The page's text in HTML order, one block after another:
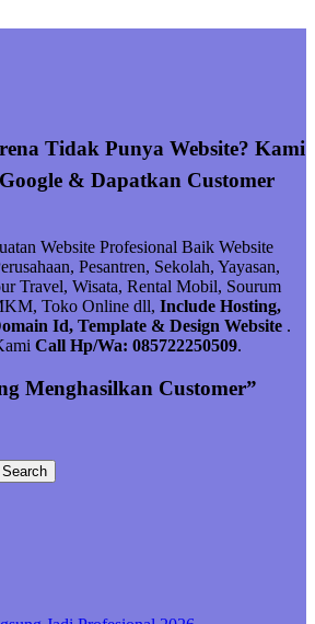
Tidak Punya Website? Kami
& Dapatkan Customer
Website Profesional Baik Website
Pesantren, Sekolah, Yayasan,
Travel, Wisata, Rental Mobil, Sourum
Toko Online dll, Include Hosting,
Id, Template & Design Website .
Call Hp/Wa: 085722250509.
Menghasilkan Customer”
Search